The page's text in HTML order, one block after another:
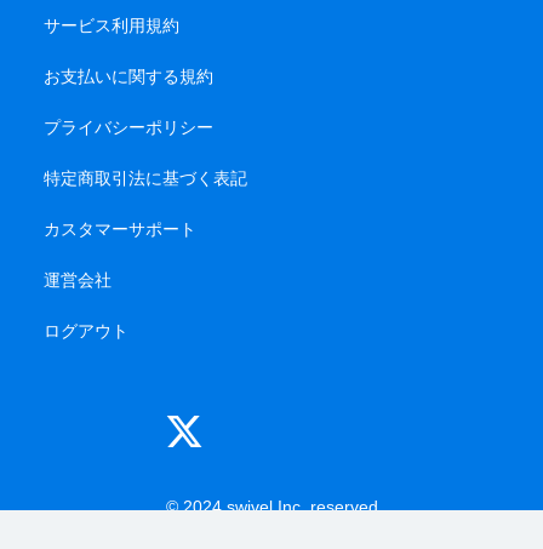
サービス利用規約
お支払いに関する規約
プライバシーポリシー
特定商取引法に基づく表記
カスタマーサポート
運営会社
ログアウト
© 2024 swivel Inc. reserved